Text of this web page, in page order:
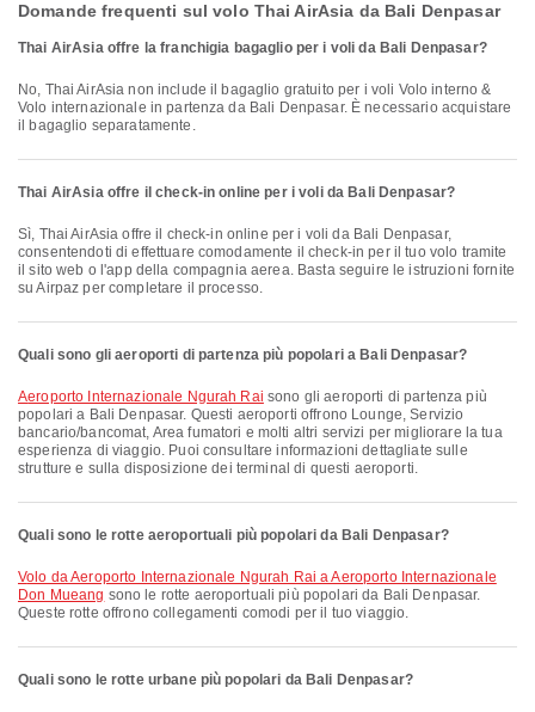
Domande frequenti sul volo Thai AirAsia da Bali Denpasar
Thai AirAsia offre la franchigia bagaglio per i voli da Bali Denpasar?
No, Thai AirAsia non include il bagaglio gratuito per i voli Volo interno &
Volo internazionale in partenza da Bali Denpasar. È necessario acquistare
il bagaglio separatamente.
Thai AirAsia offre il check-in online per i voli da Bali Denpasar?
Sì, Thai AirAsia offre il check-in online per i voli da Bali Denpasar,
consentendoti di effettuare comodamente il check-in per il tuo volo tramite
il sito web o l'app della compagnia aerea. Basta seguire le istruzioni fornite
su Airpaz per completare il processo.
Quali sono gli aeroporti di partenza più popolari a Bali Denpasar?
Aeroporto Internazionale Ngurah Rai sono gli aeroporti di partenza più
popolari a Bali Denpasar. Questi aeroporti offrono Lounge, Servizio
bancario/bancomat, Area fumatori e molti altri servizi per migliorare la tua
esperienza di viaggio. Puoi consultare informazioni dettagliate sulle
strutture e sulla disposizione dei terminal di questi aeroporti.
Quali sono le rotte aeroportuali più popolari da Bali Denpasar?
volo da Aeroporto Internazionale Ngurah Rai a Aeroporto Internazionale
Don Mueang sono le rotte aeroportuali più popolari da Bali Denpasar.
Queste rotte offrono collegamenti comodi per il tuo viaggio.
Quali sono le rotte urbane più popolari da Bali Denpasar?